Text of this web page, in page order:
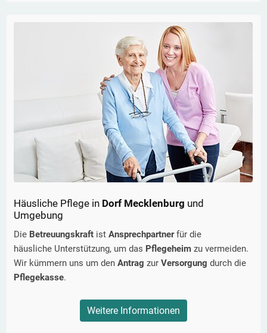
Häusliche Pflege in Dorf Mecklenburg und
Umgebung
Die Betreuungskraft ist Ansprechpartnerfür die
häusliche Unterstützung, um das Pflegeheim zu vermeiden.
Wir kümmern uns um den Antrag zur Versorgung durch die
Pflegekasse.
Weitere Informationen